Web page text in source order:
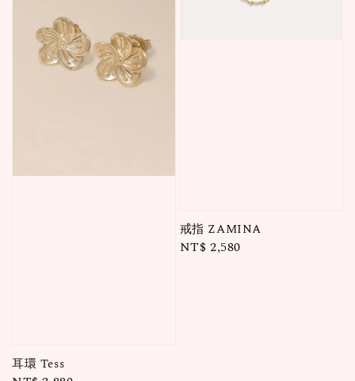
耳環 Tess
戒指 ZAMINA
Regular
NT$ 2,580